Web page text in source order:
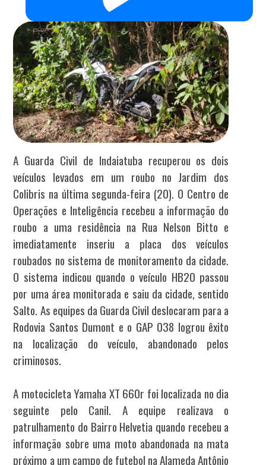
A Guarda Civil de Indaiatuba recuperou os dois
veículos levados em um roubo no Jardim dos
Colibris na última segunda-feira (20). O Centro de
Operações e Inteligência recebeu a informação do
roubo a uma residência na Rua Nelson Bitto e
imediatamente inseriu a placa dos veículos
roubados no sistema de monitoramento da cidade.
O sistema indicou quando o veículo HB20 passou
por uma área monitorada e saiu da cidade, sentido
Salto. As equipes da Guarda Civil deslocaram para a
Rodovia Santos Dumont e o GAP 038 logrou êxito
na localização do veículo, abandonado pelos
criminosos.
A motocicleta Yamaha XT 660r foi localizada no dia
seguinte pelo Canil. A equipe realizava o
patrulhamento do Bairro Helvetia quando recebeu a
informação sobre uma moto abandonada na mata
próximo a um campo de futebol na Alameda Antônio